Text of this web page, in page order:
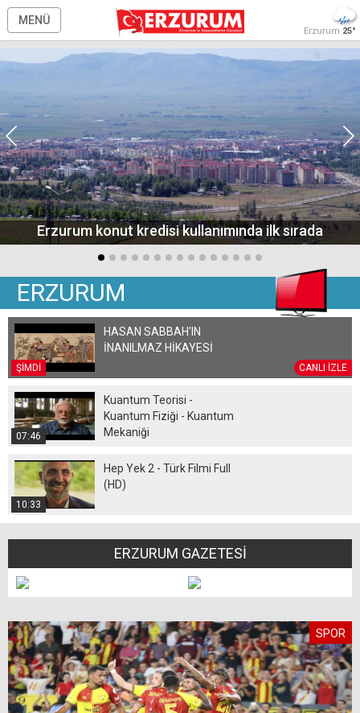
MENÜ
Erzurum 25°
Erzurum konut kredisi kullanımında ilk sırada
ERZURUM
ŞİMDİ CANLI İZLE
HASAN SABBAH'IN
İNANILMAZ HİKAYESİ
07:46
Kuantum Teorisi -
Kuantum Fiziği - Kuantum
Mekaniği
10:33
Hep Yek 2 - Türk Filmi Full
(HD)
ERZURUM GAZETESİ
SPOR